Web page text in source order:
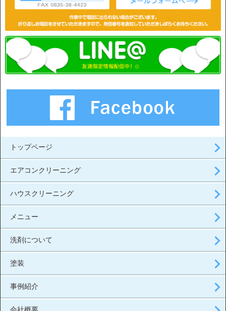
トップページ
エアコンクリーニング
ハウスクリーニング
メニュー
洗剤について
塗装
事例紹介